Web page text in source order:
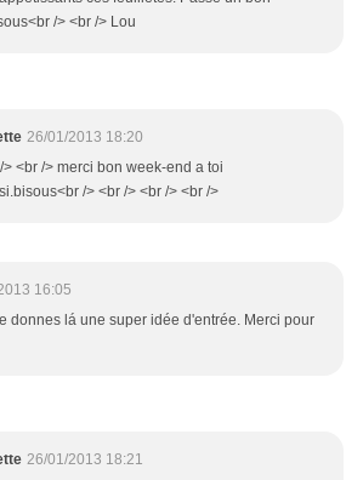
/> <br /> Lou
26/01/2013 18:20
> <br /> merci bon week-end a toi
/> <br /> <br /> <br />
16:05
donnes lá une super idée d'entrée. Merci pour
26/01/2013 18:21